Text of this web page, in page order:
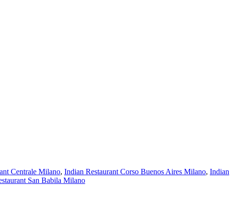
Centrale Milano, Indian Restaurant Corso Buenos Aires Milano, Indian
San Babila Milano